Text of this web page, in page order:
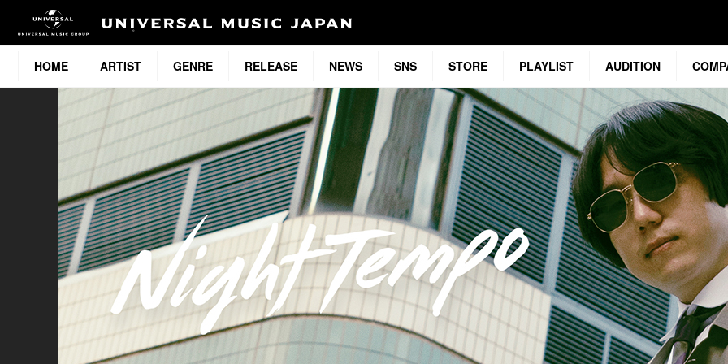
HOME ARTIST GENRE RELEASE NEWS SNS STORE PLAYLIST AUDITION